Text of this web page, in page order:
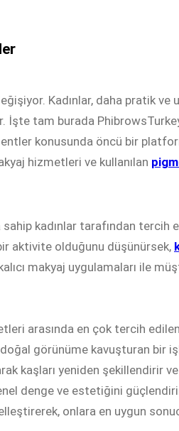
Kadınlar, daha pratik
İşte tam burada
konusunda öncü bir
hizmetleri ve kullanılan
kadınlar tarafından tercih
aktivite olduğunu düşünürsek,
makyaj uygulamaları ile
arasında en çok tercih
görünüme kavuşturan bir
kaşları yeniden şekillendirir
denge ve estetiğini
onlara en uygun